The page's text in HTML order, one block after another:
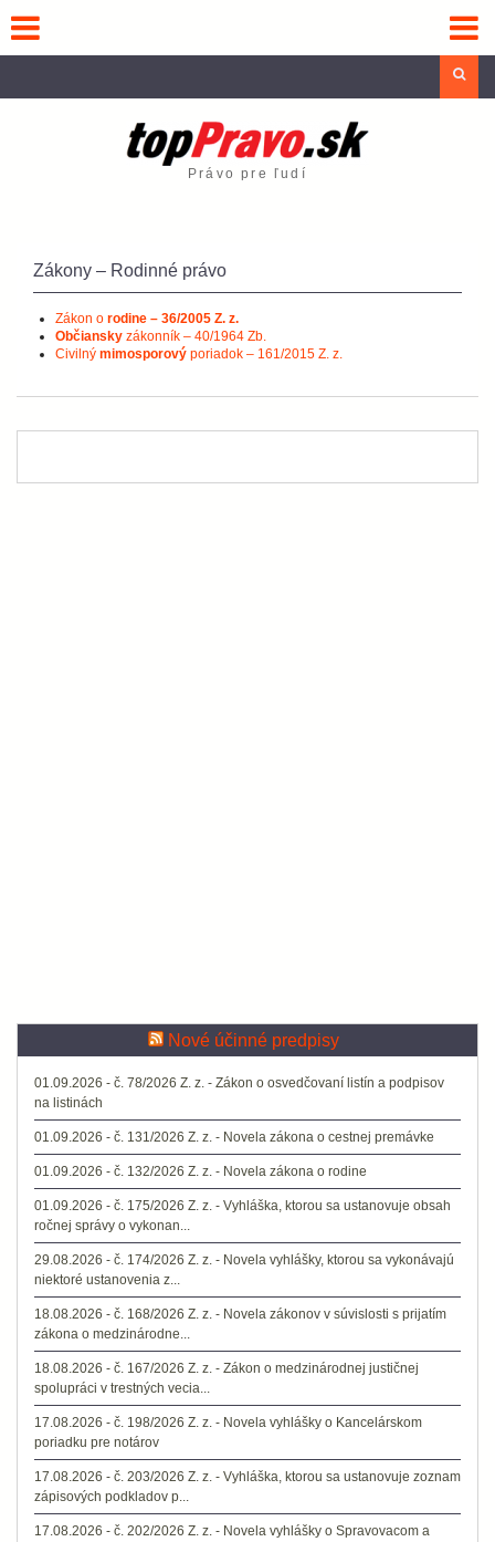
content
Právo pre ľudí
Zákony – Rodinné právo
Zákon o rodine – 36/2005 Z. z.
Občiansky zákonník – 40/1964 Zb.
Civilný mimosporový poriadok – 161/2015 Z. z.
Nové účinné predpisy
01.09.2026 - č. 78/2026 Z. z. - Zákon o osvedčovaní listín a podpisov
na listinách
01.09.2026 - č. 131/2026 Z. z. - Novela zákona o cestnej premávke
01.09.2026 - č. 132/2026 Z. z. - Novela zákona o rodine
01.09.2026 - č. 175/2026 Z. z. - Vyhláška, ktorou sa ustanovuje obsah
ročnej správy o vykonan...
29.08.2026 - č. 174/2026 Z. z. - Novela vyhlášky, ktorou sa vykonávajú
niektoré ustanovenia z...
18.08.2026 - č. 168/2026 Z. z. - Novela zákonov v súvislosti s prijatím
zákona o medzinárodne...
18.08.2026 - č. 167/2026 Z. z. - Zákon o medzinárodnej justičnej
spolupráci v trestných vecia...
17.08.2026 - č. 198/2026 Z. z. - Novela vyhlášky o Kancelárskom
poriadku pre notárov
17.08.2026 - č. 203/2026 Z. z. - Vyhláška, ktorou sa ustanovuje zoznam
zápisových podkladov p...
17.08.2026 - č. 202/2026 Z. z. - Novela vyhlášky o Spravovacom a